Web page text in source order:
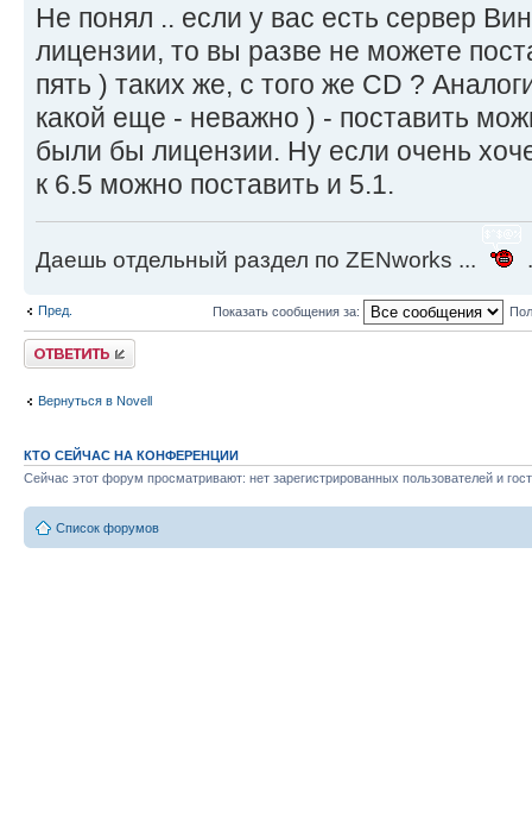
Не понял .. если у вас есть сервер
лицензии, то вы разве не можете
пять ) таких же, с того же CD ?
какой еще - неважно ) - поставить
были бы лицензии. Ну если очень
к 6.5 можно поставить и 5.1.
Даешь отдельный раздел по ZENworks ...
Пред. Показать сообщения за:
Ответить
Вернуться в Novell
КТО СЕЙЧАС НА КОНФЕРЕНЦИИ
Сейчас этот форум просматривают: нет зарегистрированных пользователей и
Список форумов